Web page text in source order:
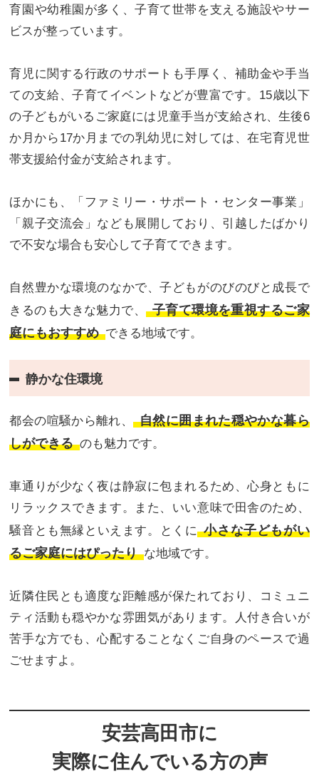
育園や幼稚園が多く、子育て世帯を支える施設やサー
ビスが整っています。
育児に関する行政のサポートも手厚く、補助金や手当
ての支給、子育てイベントなどが豊富です。15歳以下
の子どもがいるご家庭には児童手当が支給され、生後6
か月から17か月までの乳幼児に対しては、在宅育児世
帯支援給付金が支給されます。
ほかにも、「ファミリー・サポート・センター事業」
「親子交流会」なども展開しており、引越したばかり
で不安な場合も安心して子育てできます。
自然豊かな環境のなかで、子どもがのびのびと成長で
きるのも大きな魅力で、 子育て環境を重視するご家
庭にもおすすめ できる地域です。
静かな住環境
都会の喧騒から離れ、 自然に囲まれた穏やかな暮ら
しができる のも魅力です。
車通りが少なく夜は静寂に包まれるため、心身ともに
リラックスできます。また、いい意味で田舎のため、
騒音とも無縁といえます。とくに 小さな子どもがい
るご家庭にはぴったり な地域です。
近隣住民とも適度な距離感が保たれており、コミュニ
ティ活動も穏やかな雰囲気があります。人付き合いが
苦手な方でも、心配することなくご自身のペースで過
ごせますよ。
安芸高田市に
実際に住んでいる方の声